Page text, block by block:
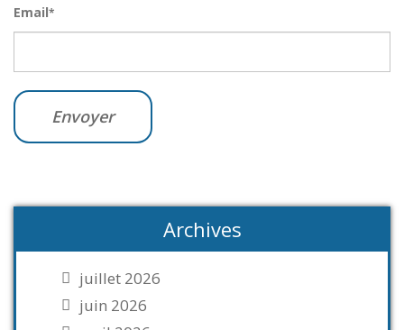
Email*
Archives
juillet 2026
juin 2026